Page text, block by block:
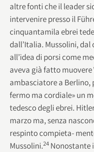
altre fonti che il leader
intervenire presso il
cinquantamila ebrei
dall’Italia. Mussolini,
all’idea di porsi come
aveva già fatto
ambasciatore a Berlino,
fermo ma cordiale» un
tedesco degli ebrei.
marzo ma, senza
respinto compieta-
Mussolini.24 Nonostante